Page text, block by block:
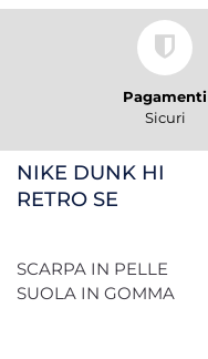
Pagamenti
Sicuri
NIKE DUNK HI
RETRO SE
SCARPA IN PELLE
SUOLA IN GOMMA